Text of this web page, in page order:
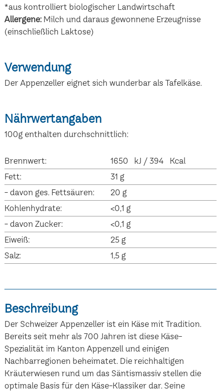
*aus kontrolliert biologischer Landwirtschaft
Allergene:Milch und daraus gewonnene Erzeugnisse
(einschließlich Laktose)
Verwendung
Der Appenzeller eignet sich wunderbar als Tafelkäse.
Nährwertangaben
100g enthalten durchschnittlich:
Brennwert:
1650 kJ / 394 Kcal
Fett:
31 g
- davon ges. Fettsäuren:
20 g
Kohlenhydrate:
<0,1 g
- davon Zucker:
<0,1 g
Eiweiß:
25 g
Salz:
1,5 g
Beschreibung
Der Schweizer Appenzeller ist ein Käse mit Tradition.
Bereits seit mehr als 700 Jahren ist diese Käse-
Spezialität im Kanton Appenzell und einigen
Nachbarregionen beheimatet. Die reichhaltigen
Kräuterwiesen rund um das Säntismassiv stellen die
optimale Basis für den Käse-Klassiker dar. Seine